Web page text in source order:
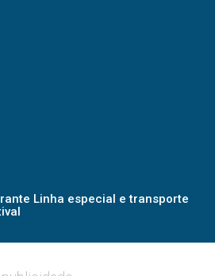
Linha especial e transporte